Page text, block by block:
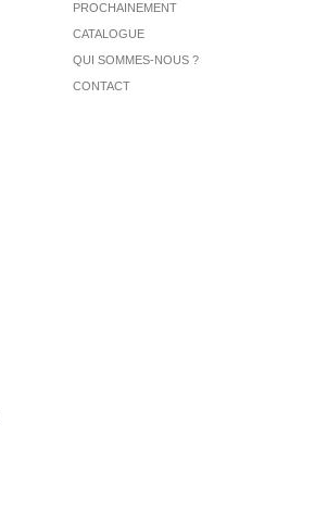
PROCHAINEMENT
CATALOGUE
QUI SOMMES-NOUS ?
CONTACT